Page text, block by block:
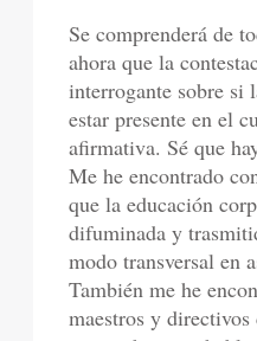
Se comprenderá de
ahora que la
interrogante sobre si
estar presente en el
afirmativa. Sé que
Me he encontrado
que la educación
difuminada y
modo transversal en
También me he
maestros y